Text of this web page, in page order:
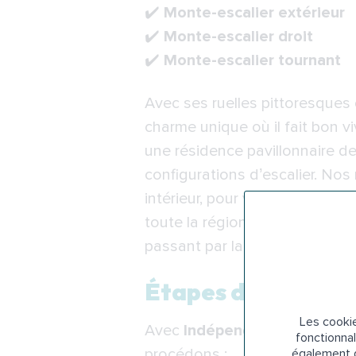
Les
✔️ Monte-escalier extérieur
✔️ Monte-escalier droit
✔️ Monte-escalier tournant
Avec ses ruelles
charme unique où il fait bon
une résidence pavillonnaire de
configurations d’escalier.
intérieur, pour vous
toute la région bisontine pour
passant par la maintenance
Étapes de
Avec Indépendance Royale,